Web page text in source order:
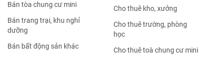
Bán tòa chung cư mini
Bán trang trại, khu nghỉ
dưỡng
Bán bất động sản khác
Cho thuê kho, xưởng
Cho thuê trường, phòng
học
Cho thuê toà chung cư mini